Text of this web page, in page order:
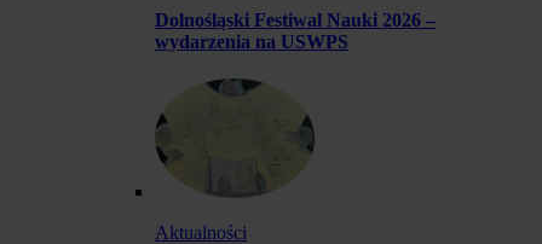
Dolnośląski Festiwal Nauki 2026 –
wydarzenia na USWPS
Aktualności